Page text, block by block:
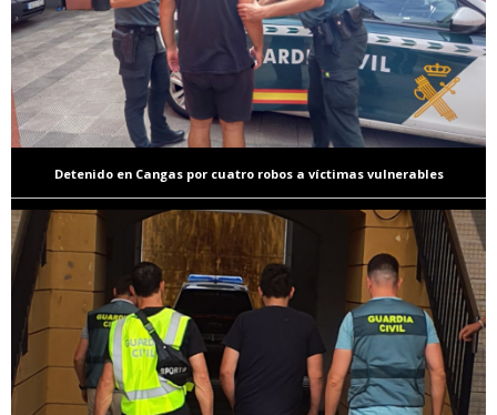
Detenido en Cangas por cuatro robos a víctimas vulnerables